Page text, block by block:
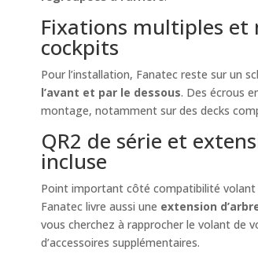
Fixations multiples et
cockpits
Pour l’installation, Fanatec reste sur un
l’avant et par le dessous. Des écrous
montage, notamment sur des decks
QR2 de série et
incluse
Point important côté compatibilité volant
Fanatec livre aussi une extension
vous cherchez à rapprocher le volant de
d’accessoires supplémentaires.